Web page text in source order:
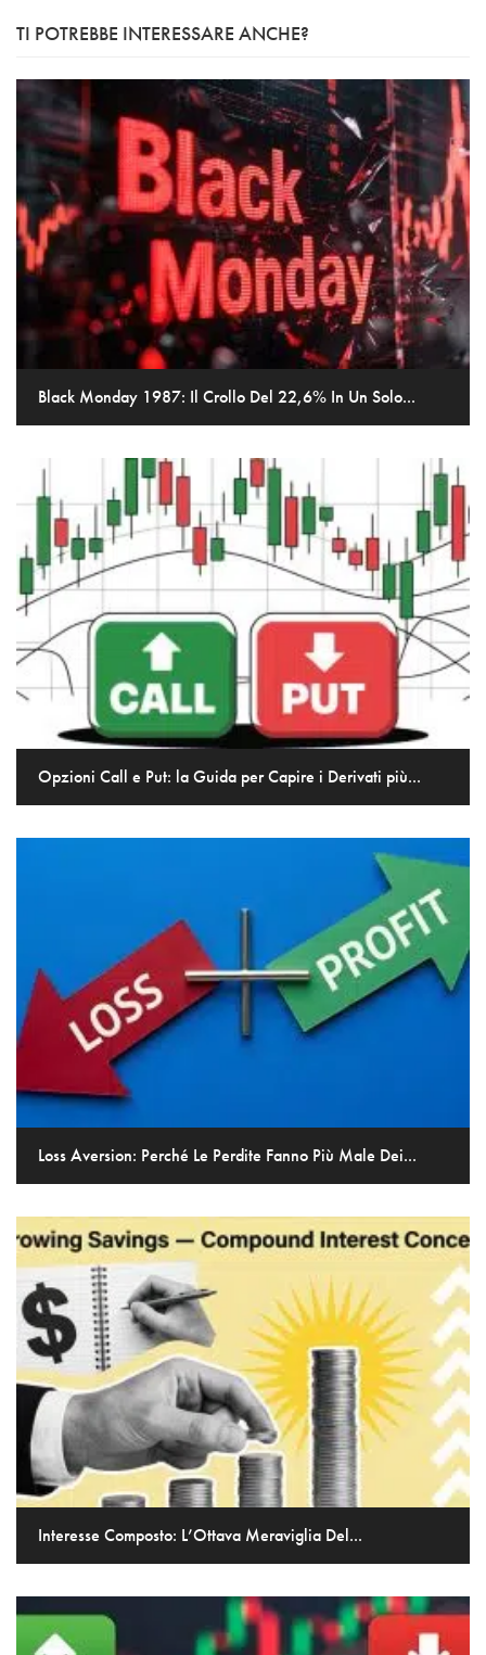
TI POTREBBE INTERESSARE ANCHE?
Black Monday 1987: Il Crollo Del 22,6% In Un Solo...
Opzioni Call e Put: la Guida per Capire i Derivati più...
Loss Aversion: Perché Le Perdite Fanno Più Male Dei...
Interesse Composto: L’Ottava Meraviglia Del...